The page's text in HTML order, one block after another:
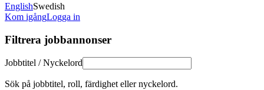
EnglishSwedish
Kom igångLogga in
Filtrera jobbannonser
Jobbtitel / Nyckelord
Sök på jobbtitel, roll, färdighet eller nyckelord.